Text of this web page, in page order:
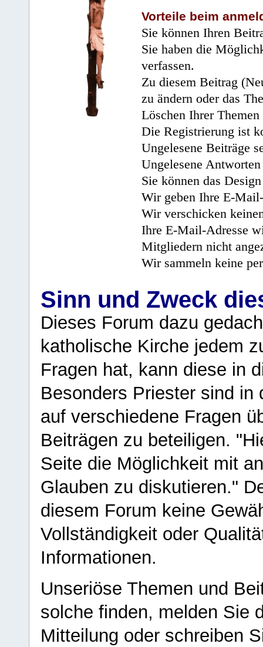
Vorteile beim
Sie können Ihren
Sie haben die
verfassen.
Zu diesem Beitrag
zu ändern oder das
Löschen Ihrer
Die Registrierung ist
Ungelesene Beiträge
Ungelesene
Sie können das
Wir geben Ihre E-
Wir verschicken
Ihre E-Mail-Adresse
Mitgliedern nicht
Wir sammeln keine
Sinn und Zweck
Dieses Forum dazu
katholische Kirche jedem
Fragen hat, kann diese in
Besonders Priester sind in
auf verschiedene Fragen
Beiträgen zu beteiligen.
Seite die Möglichkeit mit
Glauben zu diskutieren."
diesem Forum keine
Vollständigkeit oder
Informationen.
Unseriöse Themen und
solche finden, melden Sie
Mitteilung oder schreiben